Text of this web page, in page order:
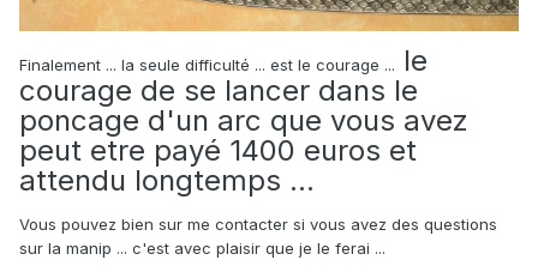
Finalement ... la seule difficulté ... est le courage ...
le
courage de se lancer dans le
poncage d'un arc que vous avez
peut etre payé 1400 euros et
attendu longtemps ...
Vous pouvez bien sur me contacter si vous avez des questions
sur la manip ... c'est avec plaisir que je le ferai ...